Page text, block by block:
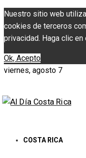
Nuestro sitio web
cookies de terceros
privacidad. Haga clic
Ok, Acepto
viernes, agosto 7
COSTA RICA